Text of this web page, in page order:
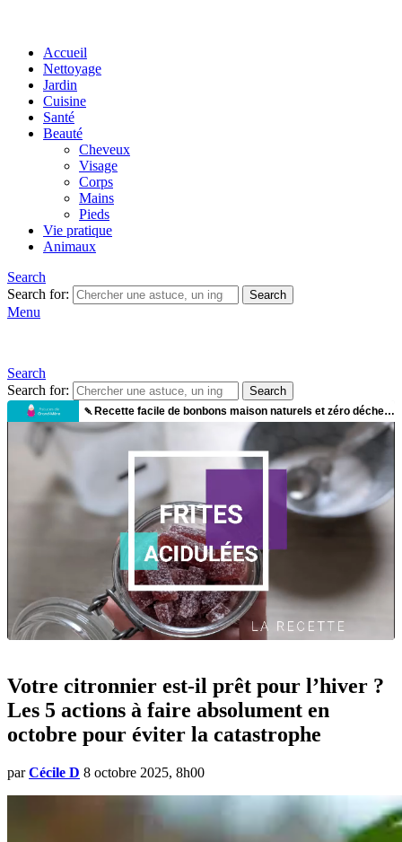
Accueil
Nettoyage
Jardin
Cuisine
Santé
Beauté
Cheveux
Visage
Corps
Mains
Pieds
Vie pratique
Animaux
Search
Search for:
Search
Menu
Search
Search for:
Search
Votre citronnier est-il prêt pour l’hiver ?
Les 5 actions à faire absolument en
octobre pour éviter la catastrophe
par Cécile D 8 octobre 2025, 8h00